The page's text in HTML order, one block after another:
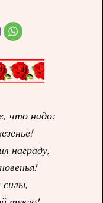
что надо:
награду,